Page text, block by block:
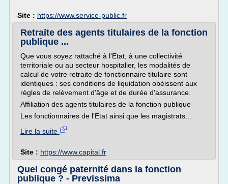
Site : https://www.service-public.fr
Retraite des agents titulaires de la fonction
publique ...
Que vous soyez rattaché à l'Etat, à une collectivité
territoriale ou au secteur hospitalier, les modalités de
calcul de votre retraite de fonctionnaire titulaire sont
identiques : ses conditions de liquidation obéissent aux
règles de relèvement d'âge et de durée d'assurance.
Affiliation des agents titulaires de la fonction publique
Les fonctionnaires de l'Etat ainsi que les magistrats...
Lire la suite
Site : https://www.capital.fr
Quel congé paternité dans la fonction
publique ? - Previssima